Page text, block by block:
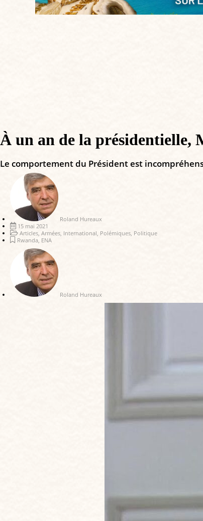
À un an de la présidentielle,
Le comportement du Président est
Roland Hureaux
15 mai 2021
Articles Armées International Polémiques Politique
Rwanda ENA
Roland Hureaux